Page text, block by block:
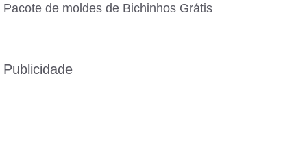
Pacote de moldes de Bichinhos Grátis
Publicidade